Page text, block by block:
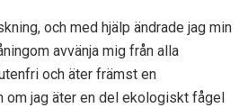
och med hjälp ändrade jag min
avvänja mig från alla
och äter främst en
om jag äter en del ekologiskt fågel